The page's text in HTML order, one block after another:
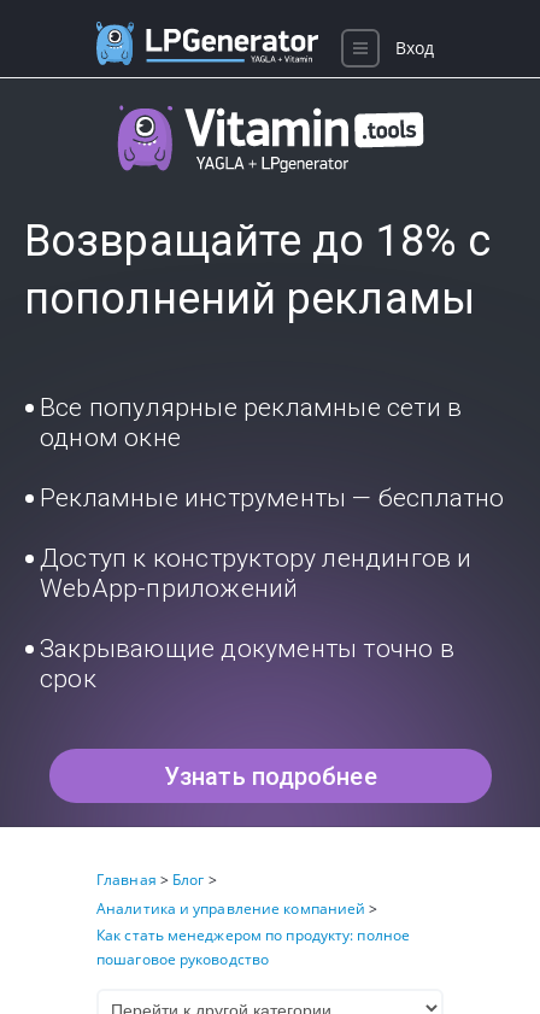
Возвращайте до 18% с
пополнений рекламы
Все популярные рекламные сети в
одном окне
Рекламные инструменты — бесплатно
Доступ к конструктору лендингов и
WebApp-приложений
Закрывающие документы точно в
срок
Узнать подробнее
Главная > Блог >
Аналитика и управление компанией >
Как стать менеджером по продукту: полное
пошаговое руководство
Вход